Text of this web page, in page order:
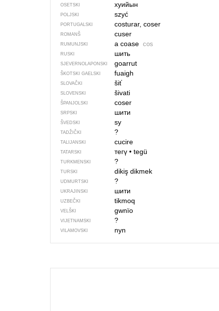
OSETSKI хуийын
POLJSKI szyć
PORTUGALSKI costurar, coser
ROMANŠ cuser
RUMUNJSKI a coase cos
RUSKI шить
SJEVER­NO­LA­PONSKI goarrut
ŠKOTSKI GAELSKI fuaigh
SLOVAČKI šiť
SLOVENSKI šivati
ŠPANJOLSKI coser
SRPSKI шити
ŠVEDSKI sy
TADŽIČKI ?
TALIJANSKI cucire
TATARSKI тегү •tegü
TURKMENSKI ?
TURSKI dikiş dikmek
UDMURTSKI ?
UKRAJINSKI шити
UZBEČKI tikmoq
VELŠKI gwnïo
VIJETNAMSKI ?
VILAMOVSKI nyn